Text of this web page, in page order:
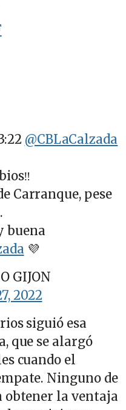
@CBLaCalzada
Carranque, pese
buena
💜
GIJON
2022
siguió esa
que se alargó
cuando el
Ninguno de
obtener la ventaja